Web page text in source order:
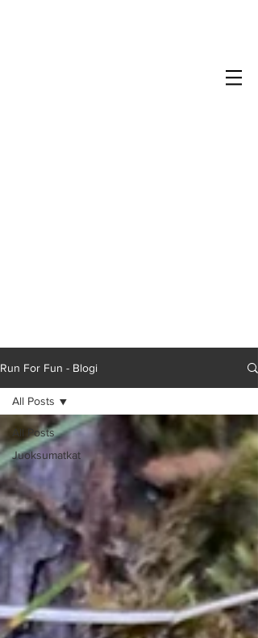
Run For Fun - Blogi
All Posts
Juoksumatkat
All Posts